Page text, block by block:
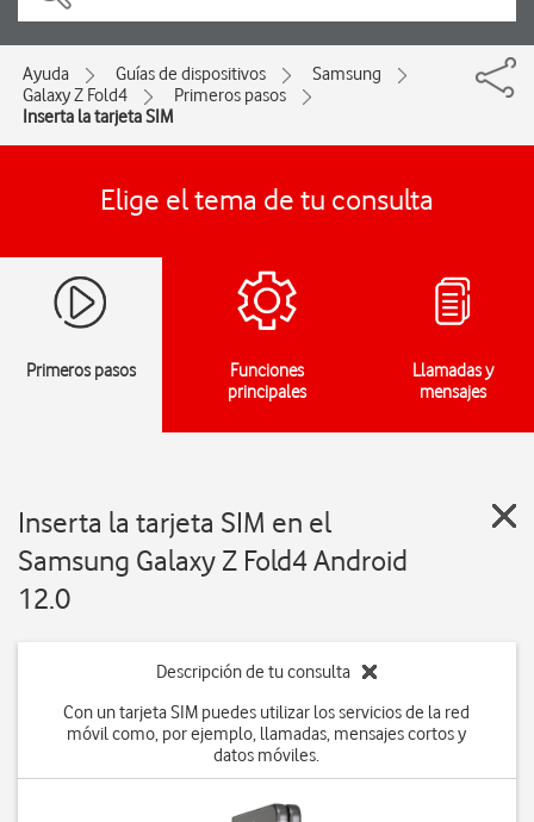
Ayuda Guías de dispositivos
Samsung
Galaxy Z Fold4
Primeros pasos
Inserta la tarjeta SIM
Elige el tema de tu consulta
Primeros pasos
Funciones
principales
Llamadas y
mensajes
Inserta la tarjeta SIM en el
Samsung Galaxy Z Fold4 Android
12.0
Descripción de tu consulta
Con un tarjeta SIM puedes utilizar los servicios de la red
móvil como, por ejemplo, llamadas, mensajes cortos y
datos móviles.